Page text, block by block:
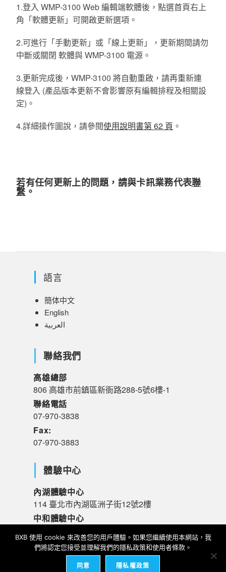
1.登入 WMP-3100 Web 編輯端軟體後 ，點選首頁右上
角「軟體更新」可開啟更新選項。
2.可進行「手動更新」或「線上更新」， 更新期間請勿
中斷或關閉 軟體與 WMP-3100 電源 。
3.更新完成後，WMP-3100 將自動重啟，請再重新連
線登入 (產品版本更新不會影響原有編輯排程及相關設
定)。
4.詳細操作圖說，請參閱使用說明書第 62 頁 。
若有任何更新上的問題，請與卡訊業務代表聯
繫。
語言
簡体中文
English
العربية
聯絡我們
高雄總部
806 高雄市前鎮區新衙路288-5號6樓-1
聯絡電話
07-970-3838
Fax:
07-970-3883
體驗中心
內湖體驗中心
114 臺北市內湖區洲子街12號2樓
中和體驗中心
BXB 使用 cookie 來改善您的用戶體驗。如果您繼續使用本網站，我
們將認定您接受並理解我們的隱私政策和使用者條款。
同意 隱私權政策